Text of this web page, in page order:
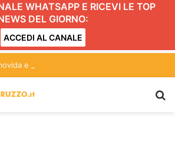
WHATSAPP E RICEVI LE TOP
DEL GIORNO:
ACCEDI AL CANALE